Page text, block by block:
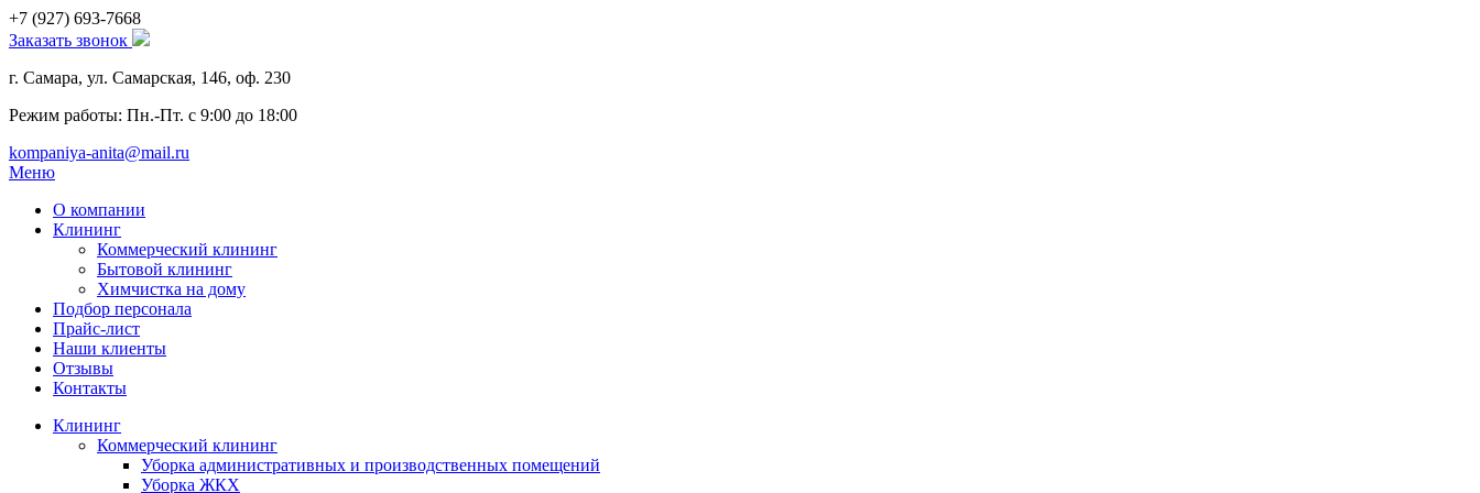
+7 (927) 693-7668
Заказать звонок
г. Самара, ул. Самарская, 146, оф. 230
Режим работы: Пн.-Пт. с 9:00 до 18:00
kompaniya-anita@mail.ru
Меню
О компании
Клининг
Коммерческий клининг
Бытовой клининг
Химчистка на дому
Подбор персонала
Прайс-лист
Наши клиенты
Отзывы
Контакты
Клининг
Коммерческий клининг
Уборка административных и производственных помещений
Уборка ЖКХ